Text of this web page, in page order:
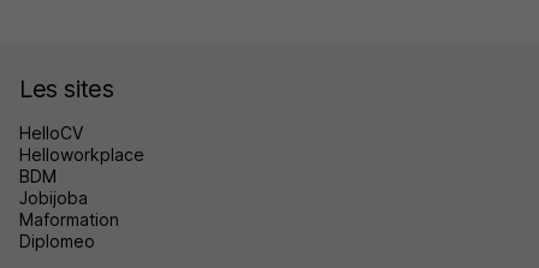
Les sites
HelloCV
Helloworkplace
BDM
Jobijoba
Maformation
Diplomeo